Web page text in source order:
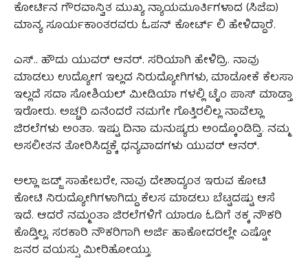
ಕೋರ್ಟಿನ ಗೌರವಾನ್ವಿತ ಮುಖ್ಯ ನ್ಯಾಯಮೂರ್ತಿಗಳಾದ (ಸಿಜೆಐ)
ಮಾನ್ಯ ಸೂರ್ಯಕಾಂತರವರು ಓಪನ್ ಕೋರ್ಟ್‌ ಲಿ ಹೇಳಿದ್ದಾರೆ.
ಎಸ್.. ಹೌದು ಯುವರ್ ಆನರ್. ಸರಿಯಾಗಿ ಹೇಳಿದ್ರಿ. ನಾವು
ಮಾಡಲು ಉದ್ಯೋಗ ಇಲ್ಲದ ನಿರುದ್ಯೋಗಿಗಳು, ಮಾಡೋಕೆ ಕೆಲಸಾ
ಇಲ್ಲದೆ ಸದಾ ಸೋಶಿಯಲ್ ಮೀಡಿಯಾ ಗಳಲ್ಲಿ ಟೈಂ ಪಾಸ್ ಮಾಡ್ತಾ
ಇರೋರು. ಅಚ್ಚರಿ ಏನೆಂದರೆ ನಮಗೇ ಗೊತ್ತಿರಲಿಲ್ಲ ನಾವೆಲ್ಲಾ
ಜಿರಲೆಗಳು ಅಂತಾ. ಇಷ್ಟು ದಿನಾ ಮನುಷ್ಯರು ಅಂದ್ಕೊಂಡಿದ್ವಿ. ನಮ್ಮ
ಅಸಲೀತನ ತೋರಿಸಿದ್ದಕ್ಕೆ ಧನ್ಯವಾದಗಳು ಯುವರ್ ಆನರ್.
ಅಲ್ಲಾ ಜಡ್ಜ್‌ ಸಾಹೇಬರೇ, ನಾವು ದೇಶಾದ್ಯಂತ ಇರುವ ಕೋಟಿ
ಕೋಟಿ ನಿರುದ್ಯೋಗಿಗಳಾಗಿದ್ದು ಕೆಲಸ ಮಾಡಲು ಬೆಟ್ಟದಷ್ಟು ಆಸೆ
ಇದೆ. ಆದರೆ ನಮ್ಮಂತಾ ಜಿರಲೆಗಳಿಗೆ ಯಾರೂ ಓದಿಗೆ ತಕ್ಕ ನೌಕರಿ
ಕೊಡ್ತಿಲ್ಲ. ಸರಕಾರಿ ನೌಕರಿಗಾಗಿ ಅರ್ಜಿ ಹಾಕೋದರಲ್ಲೇ ಎಷ್ಟೋ
ಜನರ ವಯಸ್ಸು ಮೀರಿಹೋಯ್ತು.